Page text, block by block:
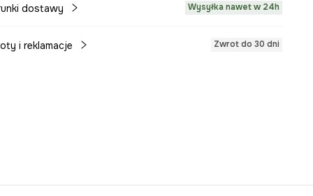
dostawy Wysyłka nawet w 24h
i reklamacje Zwrot do 30 dni